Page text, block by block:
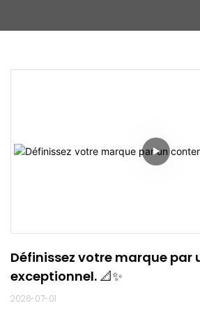
Définissez votre marque par
exceptionnel. 📐✨
2026-07-01